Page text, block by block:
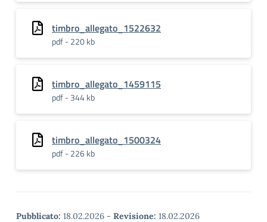
timbro_allegato_1522632
pdf - 220 kb
timbro_allegato_1459115
pdf - 344 kb
timbro_allegato_1500324
pdf - 226 kb
Pubblicato: 18.02.2026 - Revisione: 18.02.2026